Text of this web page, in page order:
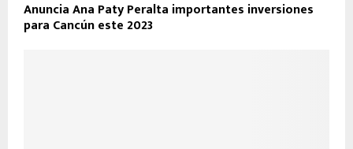
Anuncia Ana Paty Peralta importantes inversiones
para Cancún este 2023